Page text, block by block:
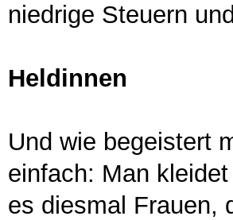
niedrige Steuern
Heldinnen
Und wie begeistert
einfach: Man
es diesmal Frauen,